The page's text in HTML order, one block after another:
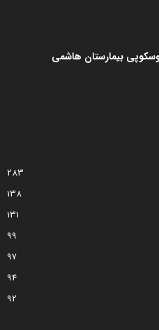
بیمارستان هاشمی
283
138
131
99
97
94
92